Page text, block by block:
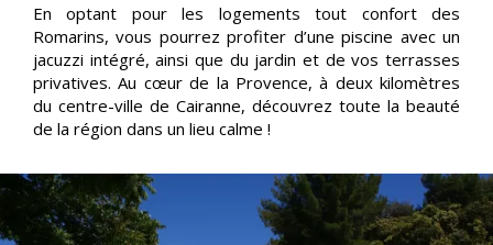
En optant pour les logements tout confort des
Romarins, vous pourrez profiter d’une piscine avec un
jacuzzi intégré, ainsi que du jardin et de vos terrasses
privatives. Au cœur de la Provence, à deux kilomètres
du centre-ville de Cairanne, découvrez toute la beauté
de la région dans un lieu calme !